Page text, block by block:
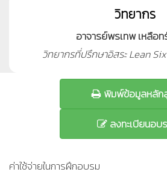
วิทยากร
อาจารย์พรเทพ เหลือ
วิทยากรที่ปรึกษาอิสระ Lean
พิมพ์ข้อมูลหลัก
ลงทะเบียนอบ
ค่าใช้จ่ายในการฝึกอบรม